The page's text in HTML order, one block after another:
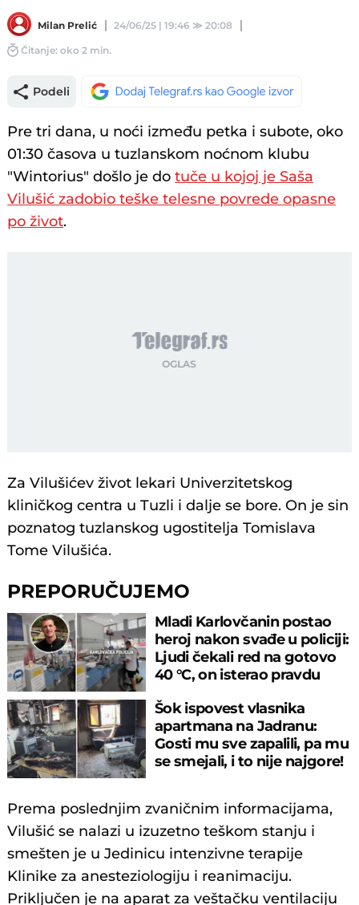
Milan Prelić 24/06/25 | 19:46 ≫20:08
Čitanje: oko 2 min.
Podeli
Pre tri dana, u noći između petka i subote, oko
01:30 časova u tuzlanskom noćnom klubu
"Wintorius" došlo je dotuče u kojoj je Saša
Vilušić zadobio teške telesne povrede opasne
po život.
Za Vilušićev život lekari Univerzitetskog
kliničkog centra u Tuzli i dalje se bore. On je sin
poznatog tuzlanskog ugostitelja Tomislava
Tome Vilušića.
PREPORUČUJEMO
Mladi Karlovčanin postao
heroj nakon svađe u policiji:
Ljudi čekali red na gotovo
40 °C, on isterao pravdu
Šok ispovest vlasnika
apartmana na Jadranu:
Gosti mu sve zapalili, pa mu
se smejali, i to nije najgore!
Prema poslednjim zvaničnim informacijama,
Vilušić se nalazi u izuzetno teškom stanju i
smešten je u Jedinicu intenzivne terapije
Klinike za anesteziologiju i reanimaciju.
Priključen je na aparat za veštačku ventilaciju